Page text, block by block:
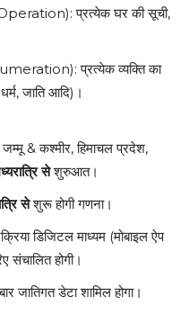
प्रत्येक घर की सूची,
प्रत्येक व्यक्ति का
जाति आदि)।
जम्मू & कश्मीर, हिमाचल प्रदेश,
सेशुरुआत।
सेशुरू होगी गणना।
डिजिटल माध्यम (मोबाइल ऐप
होगी।
जातिगत डेटा शामिल होगा।